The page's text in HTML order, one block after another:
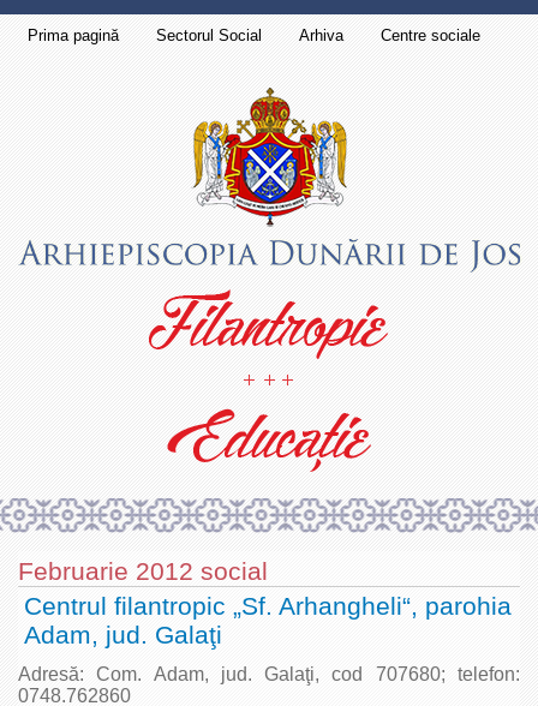
Prima pagină Sectorul Social Arhiva
Centre sociale
Februarie 2012 social
Centrul filantropic „Sf. Arhangheli“, parohia
Adam, jud. Galaţi
Adresă: Com. Adam, jud. Galaţi, cod 707680; telefon:
0748.762860